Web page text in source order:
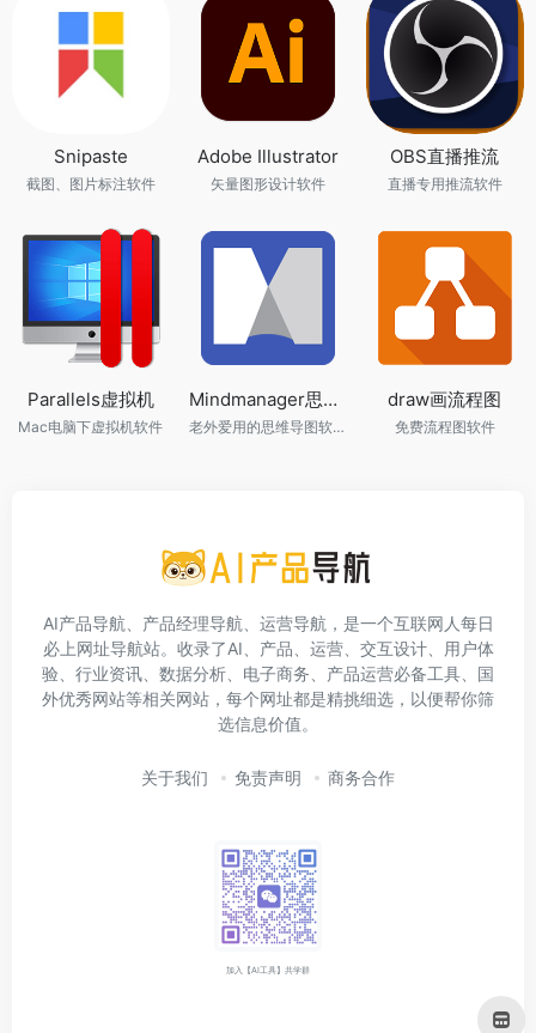
Snipaste
截图、图片标注软件
Adobe Illustrator
矢量图形设计软件
OBS直播推流
直播专用推流软件
Parallels虚拟机
Mac电脑下虚拟机软件
Mindmanager思维导图
老外爱用的思维导图软件
draw画流程图
免费流程图软件
AI产品导航、产品经理导航、运营导航，是一个互联网人每日
必上网址导航站。收录了AI、产品、运营、交互设计、用户体
验、行业资讯、数据分析、电子商务、产品运营必备工具、国
外优秀网站等相关网站，每个网址都是精挑细选，以便帮你筛
选信息价值。
关于我们 免责声明 商务合作
加入【AI工具】共学群